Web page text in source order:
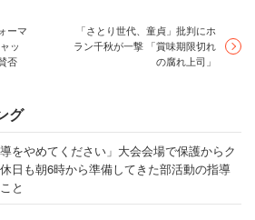
ーマ
ッ
否
「さとり世代、童貞」批判にホ
ラン千秋が一撃 「賞味期限切れ
の腐れ上司」
グ
導をやめてください」大会会場で保護からク
日も朝6時から準備してきた部活動の指導
と